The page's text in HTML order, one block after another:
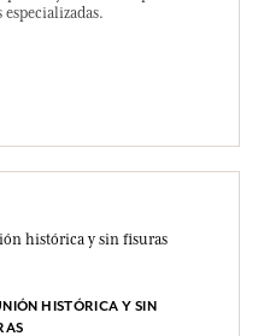
especializadas.
HISTÓRICA Y SIN